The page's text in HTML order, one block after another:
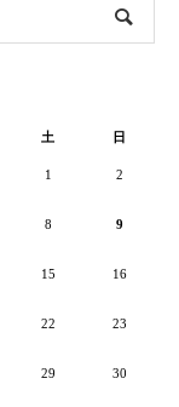
土 日
1 2
8 9
15 16
22 23
29 30